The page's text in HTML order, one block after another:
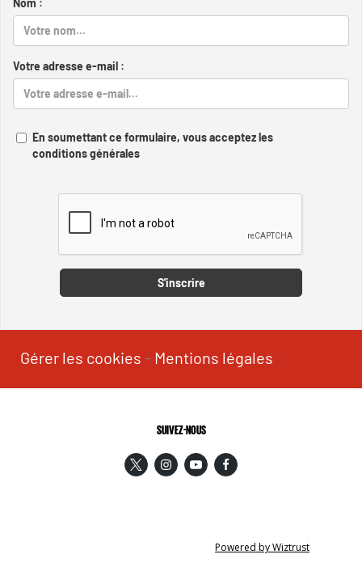
Votre adresse e-mail :
En soumettant ce formulaire, vous acceptez les
conditions générales
S'inscrire
Gérer les cookies - Mentions légales
SUIVEZ-NOUS
Powered by Wiztrust